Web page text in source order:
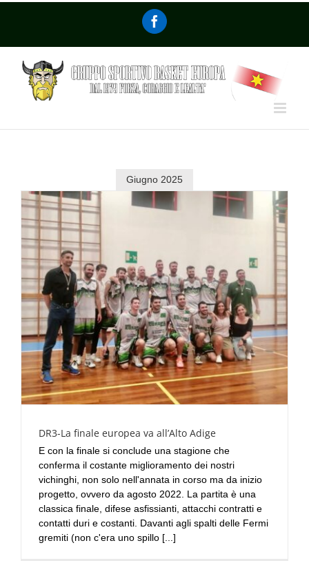
Giugno 2025
DR3-La finale europea va all’Alto Adige
E con la finale si conclude una stagione che
conferma il costante miglioramento dei nostri
vichinghi, non solo nell'annata in corso ma da inizio
progetto, ovvero da agosto 2022. La partita è una
classica finale, difese asfissianti, attacchi contratti e
contatti duri e costanti. Davanti agli spalti delle Fermi
gremiti (non c'era uno spillo [...]